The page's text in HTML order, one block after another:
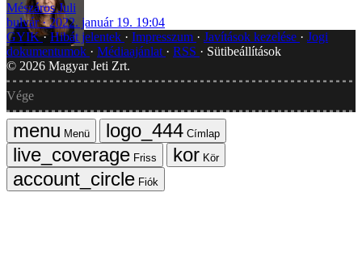
Mészáros Juli
bulvár
2022. január 19. 19:04
GYIK Hibát jelentek Impresszum Javítások kezelése
Jogi
dokumentumok
Médiaajánlat RSS
Sütibeállítások
© 2026 Magyar Jeti Zrt.
Vége
Menü
Címlap
Friss
Kör
Fiók